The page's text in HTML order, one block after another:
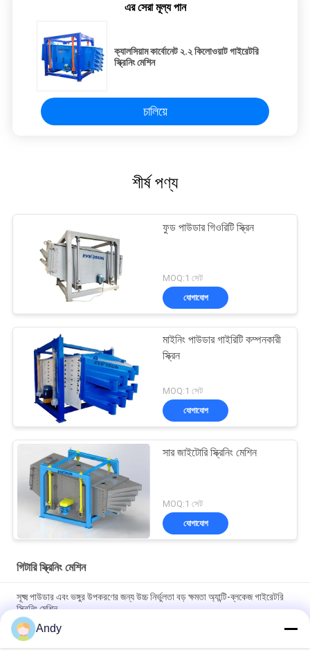
এর সেরা মূল্য পান
ক্যালসিয়াম কার্বোনেট ২.২ কিলোওয়াট গাইরেটরি
স্ক্রিনিং মেশিন
চালিয়ে
শীর্ষ পণ্য
ফুড পাউডার গিওরিটি স্ক্রিন
MOQ:1 সেট
যোগাযোগ
মাইনিং পাউডার গাইরিটি কম্পনকারী
স্ক্রিন
MOQ:1 সেট
যোগাযোগ
সার জাইটোরি স্ক্রিনিং মেশিন
MOQ:1 সেট
যোগাযোগ
গিটারি স্ক্রিনিং মেশিন
সূক্ষ্ম পাউডার এবং ভঙ্গুর উপকরণের জন্য উচ্চ নির্ভুলতা বড় ক্ষমতা অ্যান্টি-ব্লকেজ গাইরেটরি
স্ক্রিনিং মেশিন
ঘূর্ণনশীল স্ক্রিনিং মেশিনটি সলিড পার্টিকল স্ক্রিনিংয়ের জন্য ডিজাইন করা হয়েছে যাতে কম
গোলমালের সাথে মসৃণ অপারেশন এবং সহজ রক্ষণাবেক্ষণ করা যায়
Andy